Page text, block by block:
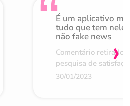
É um aplicativo
tudo que tem nele
não fake news
Comentário retirado
pesquisa de
30/01/2023
›